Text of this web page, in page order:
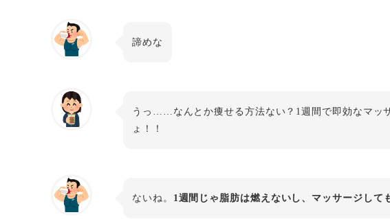
諦めな
うっ……なんとか痩せる方法ない？1週間で即効なマッ
ょ！！
ないね。 1週間じゃ脂肪は燃えないし、マッサージして